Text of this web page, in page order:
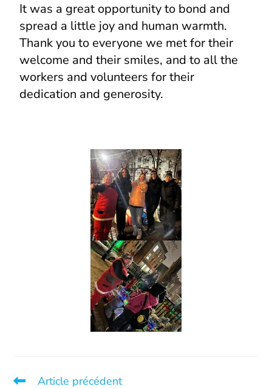
It was a great opportunity to bond and
spread a little joy and human warmth.
Thank you to everyone we met for their
welcome and their smiles, and to all the
workers and volunteers for their
dedication and generosity.
Article précédent